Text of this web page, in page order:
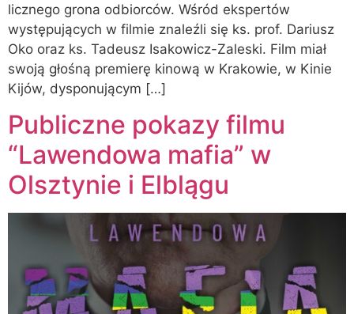
licznego grona odbiorców. Wśród ekspertów
występujących w filmie znaleźli się ks. prof. Dariusz
Oko oraz ks. Tadeusz Isakowicz-Zaleski. Film miał
swoją głośną premierę kinową w Krakowie, w Kinie
Kijów, dysponującym […]
Publiczne pokazy filmu
“Lawendowa mafia” w
Olsztynie i Elblągu